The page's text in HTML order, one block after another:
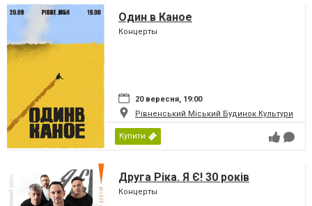
Один в Каное
Концерты
20 вересня, 19:00
Рівненський Міський Будинок Культури
Купити
Друга Ріка. Я Є! 30 років
Концерты